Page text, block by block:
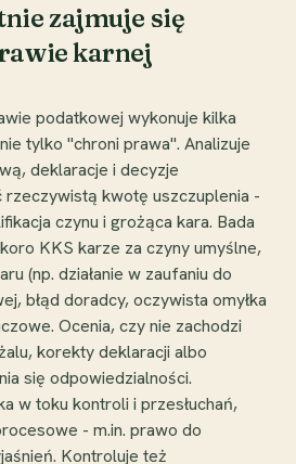
zajmuje się
karnej
podatkowej wykonuje kilka
tylko "chroni prawa". Analizuje
deklaracje i decyzje
kwotę uszczuplenia -
czynu i grożąca kara. Bada
KKS karze za czyny umyślne,
(np. działanie w zaufaniu do
błąd doradcy, oczywista omyłka
Ocenia, czy nie zachodzi
korekty deklaracji albo
się odpowiedzialności.
w toku kontroli i przesłuchań,
- m.in. prawo do
Kontroluje też